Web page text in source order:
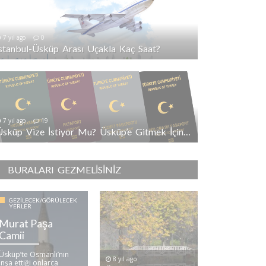
7 yıl ago 0
Üsküp Arası Uçakla Kaç Saat?
7 yıl ago 19
Üsküp Vize İstiyor Mu? Üsküp’e Gitmek İçin Vize Gerekli Mi?
BURALARI GEZMELISINIZ
GEZILECEK/GÖRÜLECEK
YERLER
Murat Paşa
Camii
Üsküp’te Osmanlı’nın
inşa ettiği onlarca
8 yıl ago